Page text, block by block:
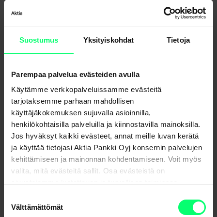
Suostumus Yksityiskohdat Tietoja
Parempaa palvelua evästeiden avulla
Käytämme verkkopalveluissamme evästeitä
tarjotaksemme parhaan mahdollisen
käyttäjäkokemuksen sujuvalla asioinnilla,
henkilökohtaisilla palveluilla ja kiinnostavilla mainoksilla.
Jos hyväksyt kaikki evästeet, annat meille luvan kerätä
ja käyttää tietojasi Aktia Pankki Oyj konsernin palvelujen
kehittämiseen ja mainonnan kohdentamiseen. Voit myös
valita, mitä evästeitä sallit. Osa evästeistä on
valinta
Välttämättömät
Lainan korko
(noteeraus 13.10.2023 4,12)
+ marginaali 0,38%
Toimitusmaksu
0 euroa
Korot yhteensä
101 588,29 euroa (arvio)
Kokonaan maksettava
252 278,29 euroa (arvio)
Todellinen vuosikorko
4,69 %
Asuntoluottosopimuksen täyttämisen vakuudeksi on
annettava asuinhuoneiston hallintaan oikeuttavat
yhteisöosuudet, asuinkiinteistö, kiinteistöä koskeva
käyttöoikeus tai muu vakuus.
*Etu voimassa 31.12.2023 asti.